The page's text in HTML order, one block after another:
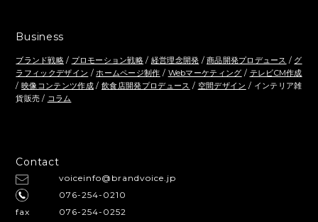
Business
ブランド戦略/ プロモーション戦略 / 経営理念開発 /商品開発プロデュース / グ
ラフィックデザイン / ホームページ制作 / Webマーケティング / テレビCM作成
/ 映像コンテンツ作成 / 飲食店開発プロデュース / 空間デザイン / インテリア雑
貨販売 / コラム
Contact
voiceinfo@brandvoice.jp
076-254-0210
fax
076-254-0252